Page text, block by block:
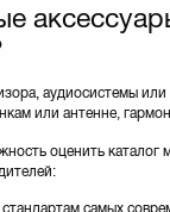
аудиосистемы
или антенне,
оценить